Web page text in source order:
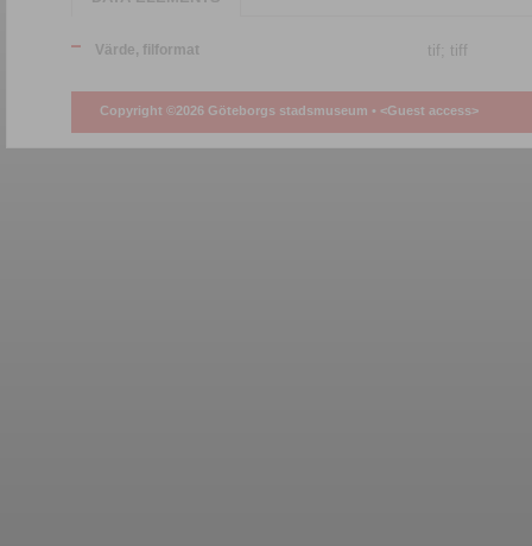
Värde, filformat tif; tiff
Copyright ©2026 Göteborgs stadsmuseum • <Guest access>